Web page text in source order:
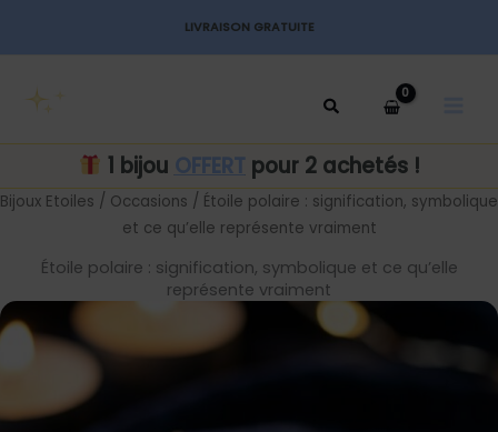
LIVRAISON GRATUITE
1 bijou OFFERT pour 2 achetés !
Bijoux Etoiles / Occasions / Étoile polaire : signification, symbolique
et ce qu’elle représente vraiment
Étoile polaire : signification, symbolique et ce qu’elle
représente vraiment